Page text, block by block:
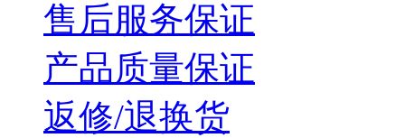
售后服务保证
产品质量保证
返修/退换货